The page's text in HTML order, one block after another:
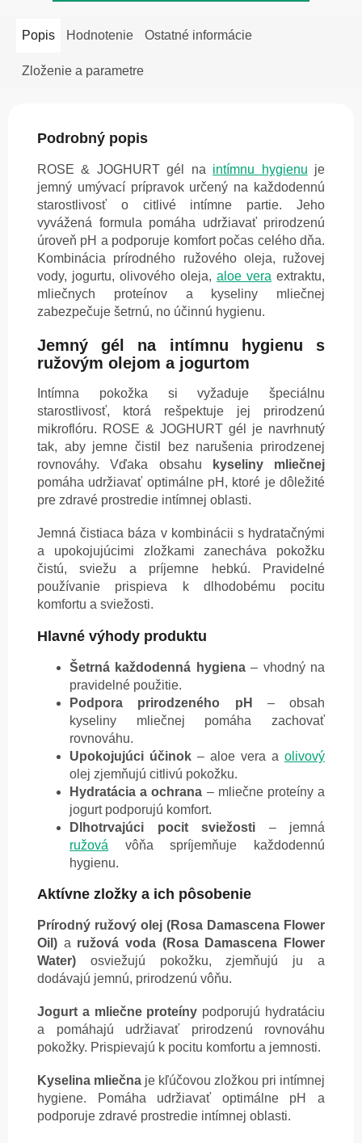
Popis Hodnotenie Ostatné informácie
Zloženie a parametre
Podrobný popis
ROSE & JOGHURT gél na intímnu hygienu je
jemný umývací prípravok určený na každodennú
starostlivosť o citlivé intímne partie. Jeho
vyvážená formula pomáha udržiavať prirodzenú
úroveň pH a podporuje komfort počas celého dňa.
Kombinácia prírodného ružového oleja, ružovej
vody, jogurtu, olivového oleja, aloe vera extraktu,
mliečnych proteínov a kyseliny mliečnej
zabezpečuje šetrnú, no účinnú hygienu.
Jemný gél na intímnu hygienu s
ružovým olejom a jogurtom
Intímna pokožka si vyžaduje špeciálnu
starostlivosť, ktorá rešpektuje jej prirodzenú
mikroflóru. ROSE & JOGHURT gél je navrhnutý
tak, aby jemne čistil bez narušenia prirodzenej
rovnováhy. Vďaka obsahu
kyseliny mliečnej
pomáha udržiavať optimálne pH, ktoré je dôležité
pre zdravé prostredie intímnej oblasti.
Jemná čistiaca báza v kombinácii s hydratačnými
a upokojujúcimi zložkami zanecháva pokožku
čistú, sviežu a príjemne hebkú. Pravidelné
používanie prispieva k dlhodobému pocitu
komfortu a sviežosti.
Hlavné výhody produktu
Šetrná každodenná hygiena– vhodný na
pravidelné použitie.
Podpora prirodzeného pH
– obsah
kyseliny mliečnej pomáha zachovať
rovnováhu.
Upokojujúci účinok – aloe vera a olivový
olej zjemňujú citlivú pokožku.
Hydratácia a ochrana – mliečne proteíny a
jogurt podporujú komfort.
Dlhotrvajúci pocit sviežosti – jemná
ružová vôňa spríjemňuje každodennú
hygienu.
Aktívne zložky a ich pôsobenie
Prírodný ružový olej (Rosa Damascena Flower
Oil) a ružová voda (Rosa Damascena Flower
Water) osviežujú pokožku, zjemňujú ju a
dodávajú jemnú, prirodzenú vôňu.
Jogurt a mliečne proteíny podporujú hydratáciu
a pomáhajú udržiavať prirodzenú rovnováhu
pokožky. Prispievajú k pocitu komfortu a jemnosti.
Kyselina mliečna je kľúčovou zložkou pri intímnej
hygiene. Pomáha udržiavať optimálne pH a
podporuje zdravé prostredie intímnej oblasti.